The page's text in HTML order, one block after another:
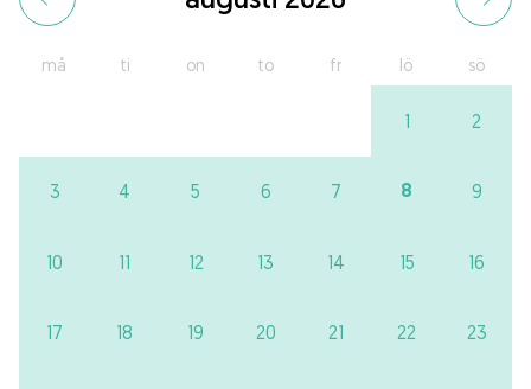
må ti on to fr lö sö
1 2
3 4 5 6 7 8 9
10 11 12 13 14 15 16
17 18 19 20 21 22 23